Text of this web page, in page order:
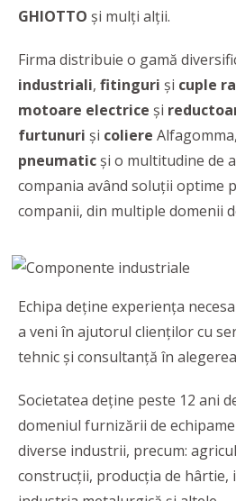
GHIOTTO și mulți alții.
Firma distribuie o gamă
industriali, fitinguri și cuple
motoare electrice și
furtunuri și coliere Alfagomma,
pneumatic şi o multitudine de
compania având soluţii optime
companii, din multiple domenii
Echipa deține experiența
a veni în ajutorul clienților cu
tehnic și consultanță în
Societatea deţine peste 12 ani
domeniul furnizării de
diverse industrii, precum:
construcții, producția de hârtie,